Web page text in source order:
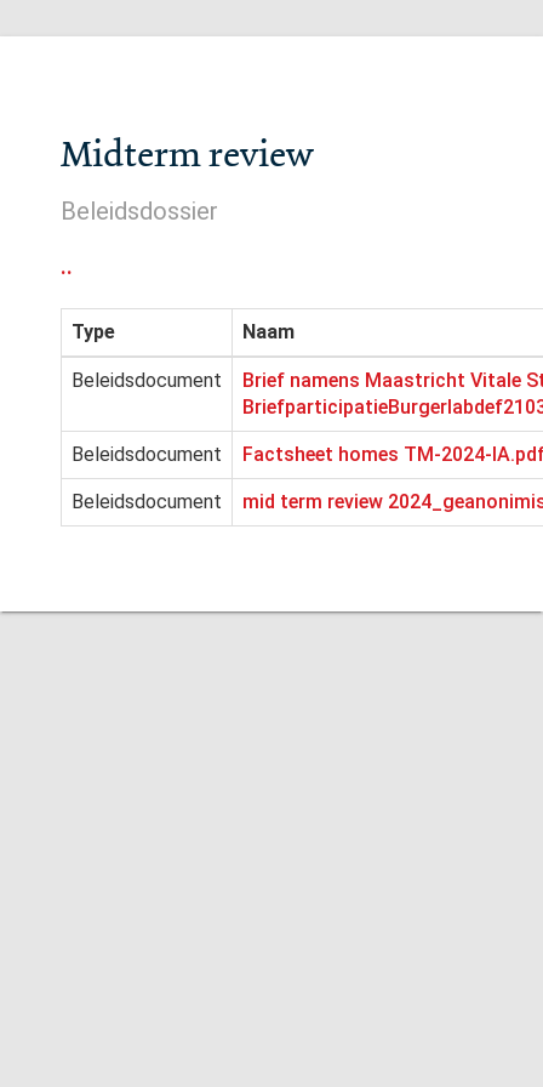
Midterm review
Beleidsdossier
..
Type Naam
Beleidsdocument
Brief namens Maastricht Vitale
Beleidsdocument Factsheet homes TM-2024-
Beleidsdocument mid term review